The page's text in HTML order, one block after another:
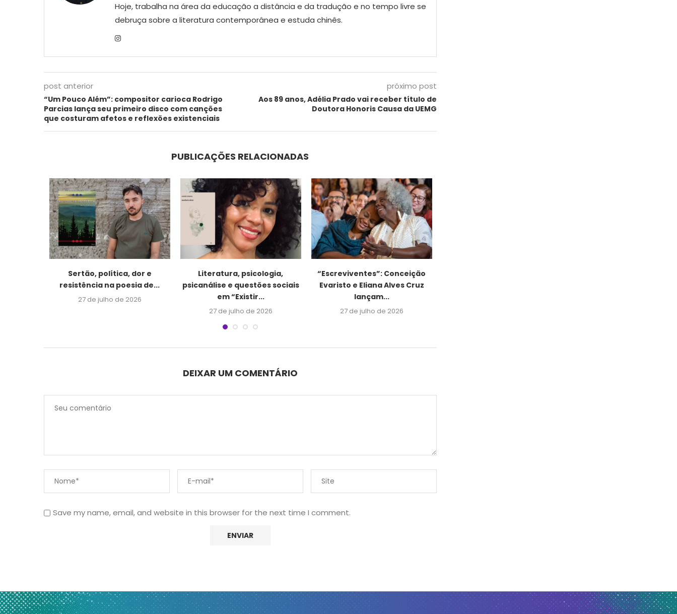
Hoje, trabalha na área da educação a distância e da tradução e no tempo livre se
debruça sobre a literatura contemporânea e estuda chinês.
post anterior
“Um Pouco Além”: compositor carioca Rodrigo
Parcias lança seu primeiro disco com canções
que costuram afetos e reflexões existenciais
próximo post
Aos 89 anos, Adélia Prado vai receber título de
Doutora Honoris Causa da UEMG
PUBLICAÇÕES RELACIONADAS
Sertão, política, dor e
resistência na poesia de...
27 de julho de 2026
Literatura, psicologia,
psicanálise e questões sociais
em “Existir...
27 de julho de 2026
“Escreviventes”: Conceição
Evaristo e Eliana Alves Cruz
lançam...
27 de julho de 2026
DEIXAR UM COMENTÁRIO
Save my name, email, and website in this browser for the next time I comment.